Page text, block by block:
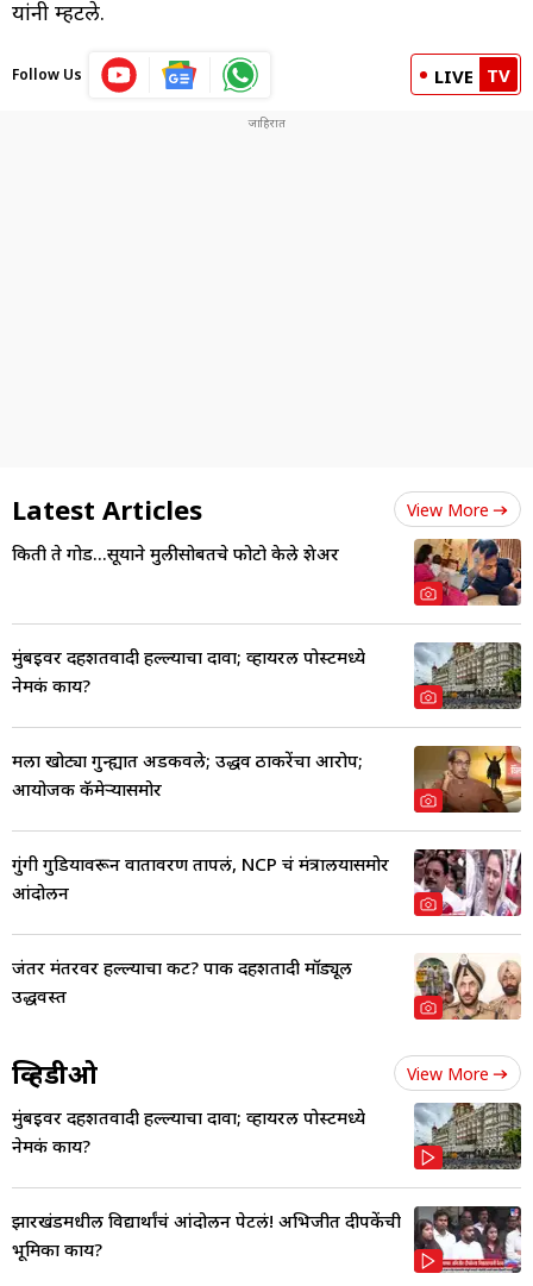
यांनी म्हटले.
Follow Us LIVE TV
Latest Articles View More
किती ते गोड...सूर्याने मुलीसोबतचे फोटो केले शेअर
मुंबईवर दहशतवादी हल्ल्याचा दावा; व्हायरल पोस्टमध्ये
नेमकं काय?
मला खोट्या गुन्ह्यात अडकवले; उद्धव ठाकरेंचा आरोप;
आयोजक कॅमेऱ्यासमोर
गुंगी गुडियावरून वातावरण तापलं, NCP चं मंत्रालयासमोर
आंदोलन
जंतर मंतरवर हल्ल्याचा कट? पाक दहशतादी मॉड्यूल
उद्धवस्त
व्हिडीओ View More
मुंबईवर दहशतवादी हल्ल्याचा दावा; व्हायरल पोस्टमध्ये
नेमकं काय?
झारखंडमधील विद्यार्थांचं आंदोलन पेटलं! अभिजीत दीपकेंची
भूमिका काय?